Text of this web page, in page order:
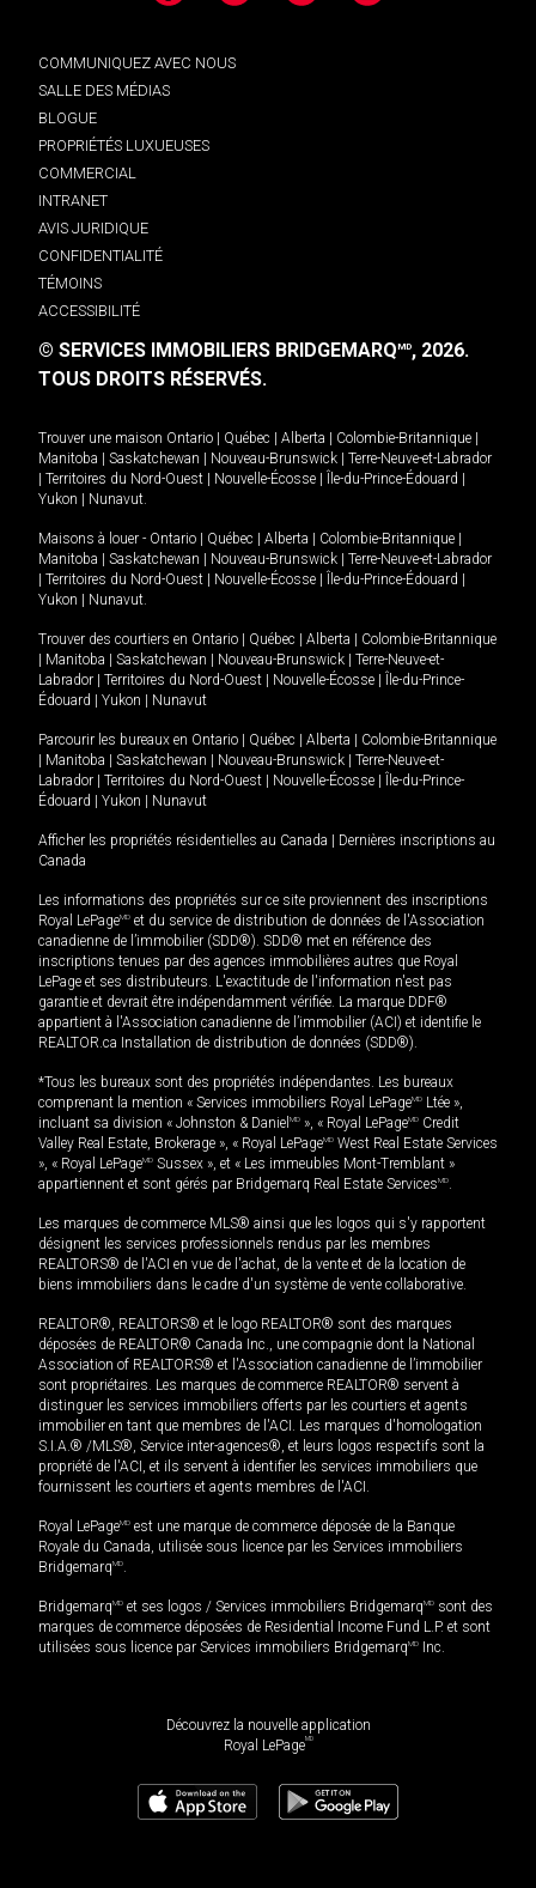
COMMUNIQUEZ AVEC NOUS
SALLE DES MÉDIAS
BLOGUE
PROPRIÉTÉS LUXUEUSES
COMMERCIAL
INTRANET
AVIS JURIDIQUE
CONFIDENTIALITÉ
TÉMOINS
ACCESSIBILITÉ
© SERVICES IMMOBILIERS BRIDGEMARQMD, 2026.
TOUS DROITS RÉSERVÉS.
Trouver une maison Ontario | Québec | Alberta | Colombie-Britannique |
Manitoba | Saskatchewan | Nouveau-Brunswick | Terre-Neuve-et-Labrador
| Territoires du Nord-Ouest | Nouvelle-Écosse | Île-du-Prince-Édouard |
Yukon | Nunavut
Maisons à louer - Ontario | Québec | Alberta | Colombie-Britannique |
Manitoba | Saskatchewan | Nouveau-Brunswick | Terre-Neuve-et-Labrador
| Territoires du Nord-Ouest | Nouvelle-Écosse | Île-du-Prince-Édouard |
Yukon | Nunavut
Trouver des courtiers en Ontario | Québec | Alberta | Colombie-Britannique
| Manitoba | Saskatchewan | Nouveau-Brunswick | Terre-Neuve-et-
Labrador | Territoires du Nord-Ouest | Nouvelle-Écosse | Île-du-Prince-
Édouard | Yukon | Nunavut
Parcourir les bureaux en Ontario | Québec | Alberta | Colombie-Britannique
| Manitoba | Saskatchewan | Nouveau-Brunswick | Terre-Neuve-et-
Labrador | Territoires du Nord-Ouest | Nouvelle-Écosse | Île-du-Prince-
Édouard | Yukon | Nunavut
Afficher les propriétés résidentielles au Canada | Dernières inscriptions au
Canada
Les informations des propriétés sur ce site proviennent des inscriptions
Royal LePageMD et du service de distribution de données de l'Association
canadienne de l’immobilier (SDD®). SDD® met en référence des
inscriptions tenues par des agences immobilières autres que Royal
LePage et ses distributeurs. L'exactitude de l'information n'est pas
garantie et devrait être indépendamment vérifiée. La marque DDF®
appartient à l'Association canadienne de l’immobilier (ACI) et identifie le
REALTOR.ca Installation de distribution de données (SDD®).
*Tous les bureaux sont des propriétés indépendantes. Les bureaux
comprenant la mention « Services immobiliers Royal LePageMD Ltée »,
incluant sa division « Johnston & Daniel MD », « Royal LePageMD Credit
Valley Real Estate, Brokerage », « Royal LePageMD West Real Estate Services
», « Royal LePageMD Sussex », et « Les immeubles Mont-Tremblant »
appartiennent et sont gérés par Bridgemarq Real Estate ServicesMD
Les marques de commerce MLS® ainsi que les logos qui s'y rapportent
désignent les services professionnels rendus par les membres
REALTORS® de l'ACI en vue de l'achat, de la vente et de la location de
biens immobiliers dans le cadre d'un système de vente collaborative.
REALTOR®, REALTORS® et le logo REALTOR® sont des marques
déposées de REALTOR® Canada Inc., une compagnie dont la National
Association of REALTORS® et l'Association canadienne de l’immobilier
sont propriétaires. Les marques de commerce REALTOR® servent à
distinguer les services immobiliers offerts par les courtiers et agents
immobilier en tant que membres de l'ACI. Les marques d'homologation
S.I.A.® /MLS®, Service inter-agences®, et leurs logos respectifs sont la
propriété de l'ACI, et ils servent à identifier les services immobiliers que
fournissent les courtiers et agents membres de l'ACI.
Royal LePageMD est une marque de commerce déposée de la Banque
Royale du Canada, utilisée sous licence par les Services immobiliers
BridgemarqMD
BridgemarqMD et ses logos / Services immobiliers BridgemarqMD sont des
marques de commerce déposées de Residential Income Fund L.P. et sont
utilisées sous licence par Services immobiliers BridgemarqMD Inc.
Découvrez la nouvelle application
Royal LePageMD